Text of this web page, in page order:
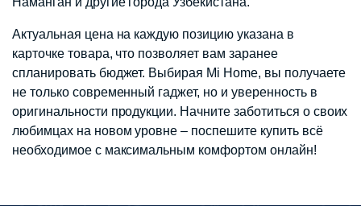
Актуальная цена на каждую позицию указана в
карточке товара, что позволяет вам заранее
спланировать бюджет. Выбирая Mi Home, вы получаете
не только современный гаджет, но и уверенность в
оригинальности продукции. Начните заботиться о своих
любимцах на новом уровне – поспешите купить всё
необходимое с максимальным комфортом онлайн!